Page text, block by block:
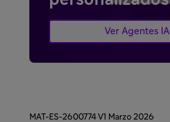
Ver Agentes IA
MAT-ES-2600774 V1 Marzo 2026